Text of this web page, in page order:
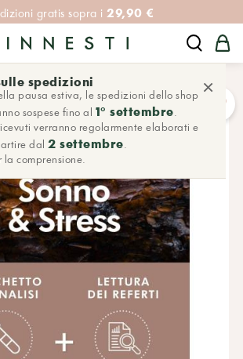
gratis sopra i29,90 €
spedizioni
pausa estiva, le spedizioni dello shop
sospese fino al 1° settembre.
verranno regolarmente elaborati e
dal2 settembre.
comprensione.
×